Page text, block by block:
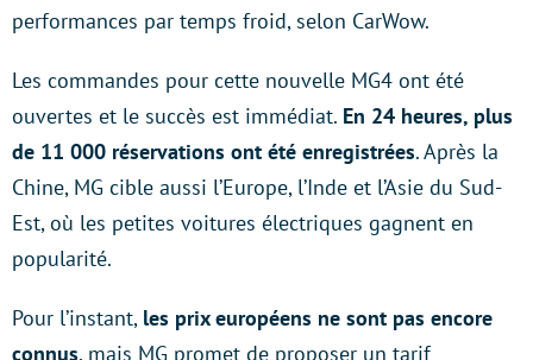
performances par temps froid, selon CarWow.
Les commandes pour cette nouvelle MG4 ont été
ouvertes et le succès est immédiat. En 24 heures, plus
de 11 000 réservations ont été enregistrées. Après la
Chine, MG cible aussi l’Europe, l’Inde et l’Asie du Sud-
Est, où les petites voitures électriques gagnent en
popularité.
Pour l’instant, les prix européens ne sont pas encore
connus, mais MG promet de proposer un tarif